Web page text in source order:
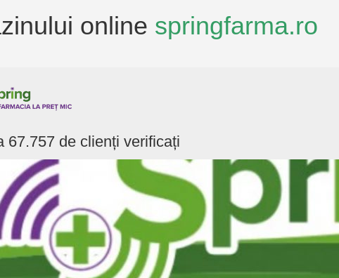
online springfarma.ro
67.757 de clienți verificați